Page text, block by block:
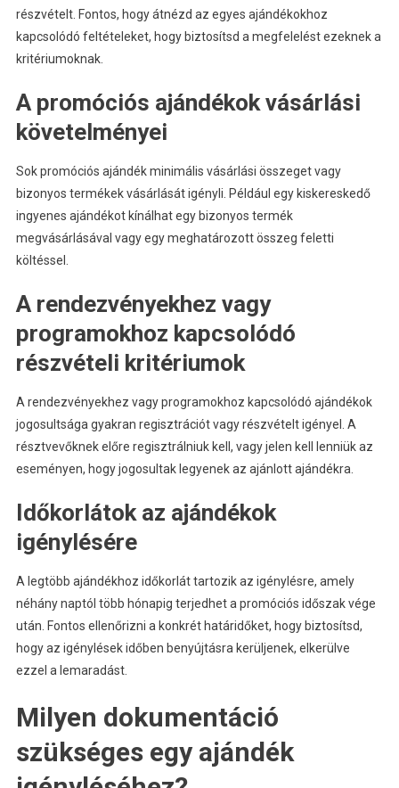
részvételt. Fontos, hogy átnézd az egyes ajándékokhoz
kapcsolódó feltételeket, hogy biztosítsd a megfelelést ezeknek a
kritériumoknak.
A promóciós ajándékok vásárlási
követelményei
Sok promóciós ajándék minimális vásárlási összeget vagy
bizonyos termékek vásárlását igényli. Például egy kiskereskedő
ingyenes ajándékot kínálhat egy bizonyos termék
megvásárlásával vagy egy meghatározott összeg feletti
költéssel.
A rendezvényekhez vagy
programokhoz kapcsolódó
részvételi kritériumok
A rendezvényekhez vagy programokhoz kapcsolódó ajándékok
jogosultsága gyakran regisztrációt vagy részvételt igényel. A
résztvevőknek előre regisztrálniuk kell, vagy jelen kell lenniük az
eseményen, hogy jogosultak legyenek az ajánlott ajándékra.
Időkorlátok az ajándékok
igénylésére
A legtöbb ajándékhoz időkorlát tartozik az igénylésre, amely
néhány naptól több hónapig terjedhet a promóciós időszak vége
után. Fontos ellenőrizni a konkrét határidőket, hogy biztosítsd,
hogy az igénylések időben benyújtásra kerüljenek, elkerülve
ezzel a lemaradást.
Milyen dokumentáció
szükséges egy ajándék